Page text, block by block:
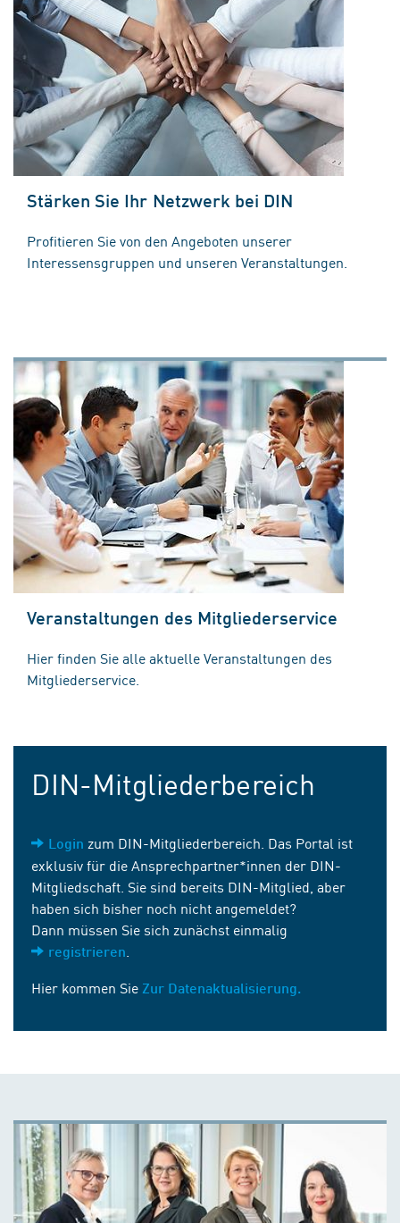
Stärken Sie Ihr Netzwerk bei DIN
Profitieren Sie von den Angeboten unserer
Interessensgruppen und unseren Veranstaltungen.
Veranstaltungen des Mitgliederservice
Hier finden Sie alle aktuelle Veranstaltungen des
Mitgliederservice.
DIN-Mitgliederbereich
Login zum DIN-Mitgliederbereich. Das Portal ist
exklusiv für die Ansprechpartner*innen der DIN-
Mitgliedschaft. Sie sind bereits DIN-Mitglied, aber
haben sich bisher noch nicht angemeldet?
Dann müssen Sie sich zunächst einmalig
registrieren
Hier kommen Sie Zur Datenaktualisierung.